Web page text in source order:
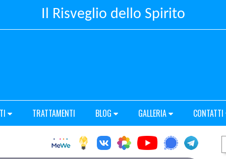
Il Risveglio dello Spirito
TRATTAMENTI BLOG GALLERIA CONTATTI